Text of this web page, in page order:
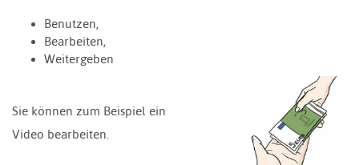
Benutzen,
Bearbeiten,
Weitergeben
Sie können zum Beispiel ein
Video bearbeiten.